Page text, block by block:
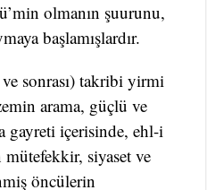
olmanın şuurunu,
başlamışlardır.
sonrası) takribi yirmi
arama, güçlü ve
gayreti içerisinde, ehl-i
siyaset ve
öncülerin